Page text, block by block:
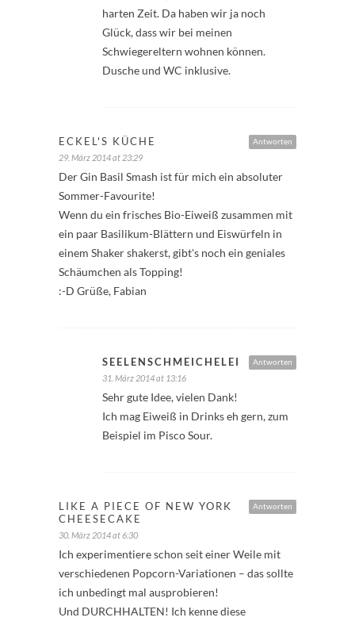
harten Zeit. Da haben wir ja noch
Glück, dass wir bei meinen
Schwiegereltern wohnen können.
Dusche und WC inklusive.
Antworten
ECKEL'S KÜCHE
29. März 2014 at 23:29
Der Gin Basil Smash ist für mich ein absoluter
Sommer-Favourite!
Wenn du ein frisches Bio-Eiweiß zusammen mit
ein paar Basilikum-Blättern und Eiswürfeln in
einem Shaker shakerst, gibt's noch ein geniales
Schäumchen als Topping!
:-D Grüße, Fabian
Antworten
SEELENSCHMEICHELEI
31. März 2014 at 13:16
Sehr gute Idee, vielen Dank!
Ich mag Eiweiß in Drinks eh gern, zum
Beispiel im Pisco Sour.
Antworten
LIKE A PIECE OF NEW YORK
CHEESECAKE
30. März 2014 at 6:30
Ich experimentiere schon seit einer Weile mit
verschiedenen Popcorn-Variationen – das sollte
ich unbedingt mal ausprobieren!
Und DURCHHALTEN! Ich kenne diese